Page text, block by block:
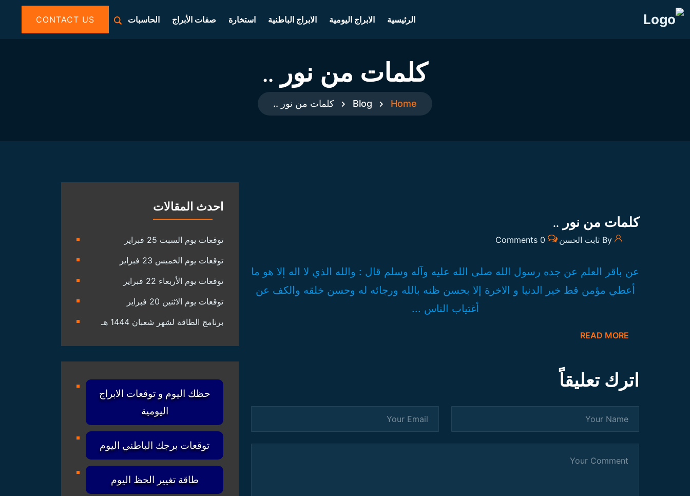
الرئيسية الابراج اليومية الابراج الباطنية استخارة صفات الأبراج الحاسبات CONTACT US
كلمات من نور ..
Home
Blog كلمات من نور ..
كلمات من نور ..
0 Comments
عن باقر العلم عن جده رسول الله صلى الله عليه وآله وسلم قال : والله الذي لا اله إلا هو ما
أعطي مؤمن قط خير الدنيا و الاخرة إلا بحسن ظنه بالله ورجائه له وحسن خلقه والكف عن
أغتياب الناس ...
READ MORE
اترك تعليقاً
احدث المقالات
توقعات يوم السبت 25 فبراير
توقعات يوم الخميس 23 فبراير
توقعات يوم الأربعاء 22 فبراير
توقعات يوم الاثنين 20 فبراير
برنامج الطاقة لشهر شعبان 1444 هـ
حظك اليوم و توقعات الابراج
اليومية
توقعات برجك الباطني اليوم
طاقة تغيير الحظ اليوم